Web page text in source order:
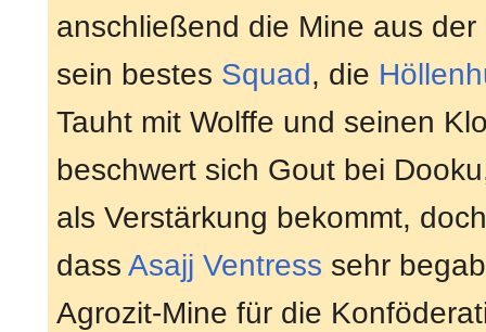
anschließend die Mine aus
sein bestes Squad, die
Tauht mit Wolffe und seinen
beschwert sich Gout bei
als Verstärkung bekommt,
dass Asajj Ventress sehr
Agrozit-Mine für die